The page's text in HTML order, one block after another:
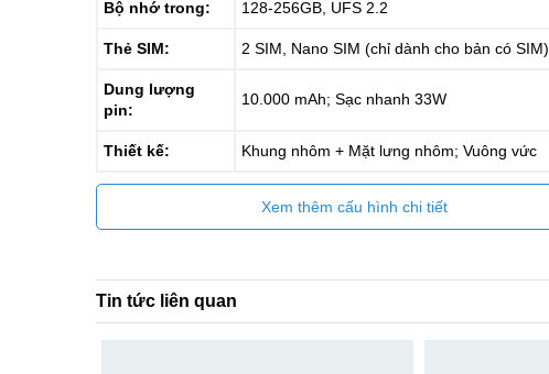
Bộ nhớ trong: 128-256GB, UFS 2.2
Thẻ SIM: 2 SIM, Nano SIM (chỉ dành cho bản có SIM)
Dung lượng
pin:
10.000 mAh; Sạc nhanh 33W
Thiết kế: Khung nhôm + Mặt lưng nhôm; Vuông vức
Xem thêm cấu hình chi tiết
Tin tức liên quan